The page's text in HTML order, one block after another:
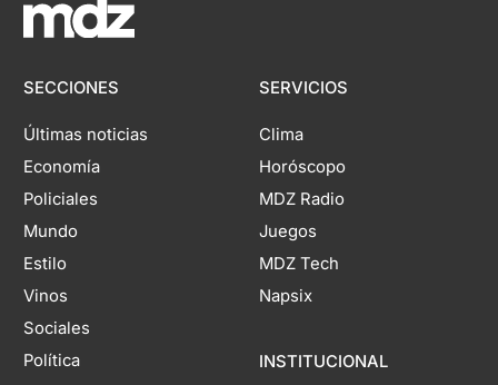
SECCIONES
Últimas noticias
Economía
Policiales
Mundo
Estilo
Vinos
Sociales
Política
SERVICIOS
Clima
Horóscopo
MDZ Radio
Juegos
MDZ Tech
Napsix
INSTITUCIONAL